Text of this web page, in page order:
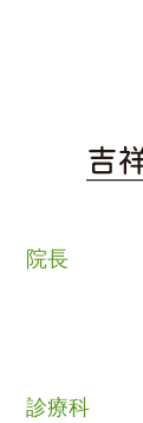
院長
診療科